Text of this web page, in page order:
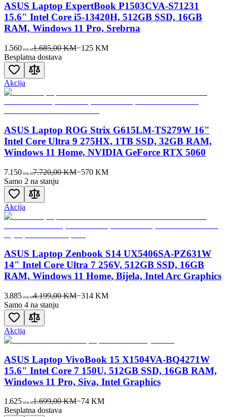
ASUS Laptop ExpertBook P1503CVA-S71231
15.6" Intel Core i5-13420H, 512GB SSD, 16GB
RAM, Windows 11 Pro, Srebrna
1.560 00KM1.685,00 KM−125KM
Besplatna dostava
Akcija
ASUS Laptop ROG Strix G615LM-TS279W 16"
Intel Core Ultra 9 275HX, 1TB SSD, 32GB RAM,
Windows 11 Home, NVIDIA GeForce RTX 5060
7.150 00KM7.720,00 KM−570KM
Samo 2 na stanju
Akcija
ASUS Laptop Zenbook S14 UX5406SA-PZ631W
14" Intel Core Ultra 7 256V, 512GB SSD, 16GB
RAM, Windows 11 Home, Bijela, Intel Arc Graphics
3.885 00KM4.199,00 KM−314KM
Samo 4 na stanju
Akcija
ASUS Laptop VivoBook 15 X1504VA-BQ4271W
15.6" Intel Core 7 150U, 512GB SSD, 16GB RAM,
Windows 11 Pro, Siva, Intel Graphics
1.625 00KM1.699,00 KM−74KM
Besplatna dostava